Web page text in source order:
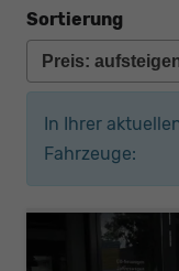
Sortierung
In Ihrer
Fahrzeuge: